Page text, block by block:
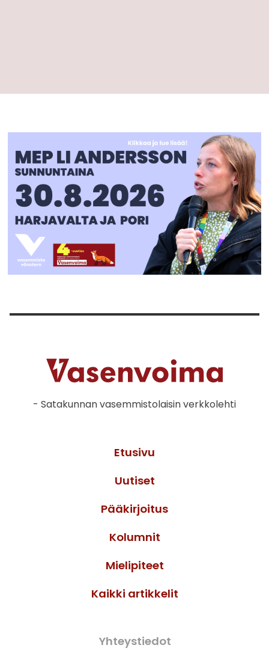
- Satakunnan vasemmistolaisin verkkolehti
Etusivu
Uutiset
Pääkirjoitus
Kolumnit
Mielipiteet
Kaikki artikkelit
Yhteystiedot